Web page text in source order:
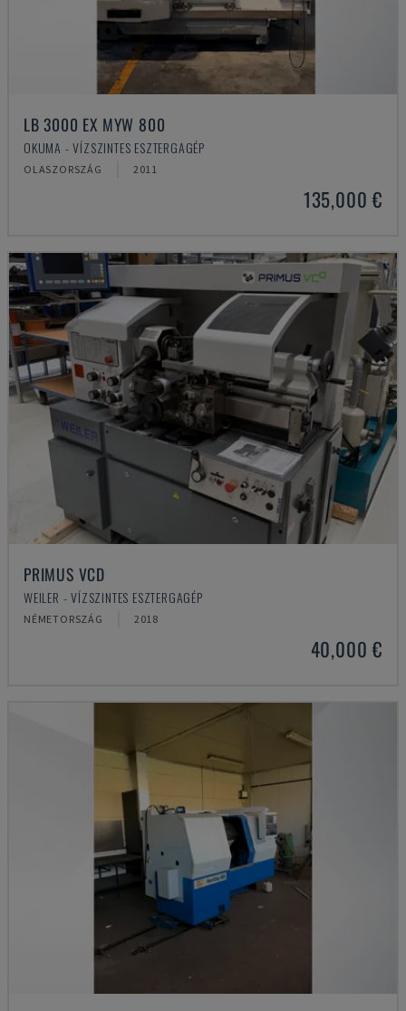
LB 3000 EX MYW 800
OKUMA - VÍZSZINTES ESZTERGAGÉP
OLASZORSZÁG 2011
135,000 €
PRIMUS VCD
WEILER - VÍZSZINTES ESZTERGAGÉP
NÉMETORSZÁG 2018
40,000 €